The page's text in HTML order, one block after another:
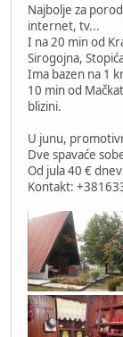
Najbolje za
internet, tv...
I na 20 min od
Sirogojna,
Ima bazen na 1
10 min od
blizini.
U junu,
Dve spavaće
Od jula 40 €
Kontakt: